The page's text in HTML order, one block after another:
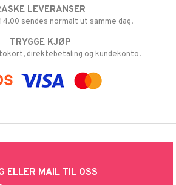
LEVERANSER
sendes normalt ut samme dag.
TRYGGE KJØP
direktebetaling og kundekonto.
ELLER MAIL TIL OSS